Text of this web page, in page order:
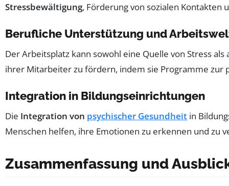
Stressbewältigung, Förderung von sozialen Kontakten
Berufliche Unterstützung und
Der Arbeitsplatz kann sowohl eine Quelle von Stress
ihrer Mitarbeiter zu fördern, indem sie Programme zur
Integration in Bildungseinrichtungen
Die Integration von psychischer Gesundheit in
Menschen helfen, ihre Emotionen zu erkennen und zu
Zusammenfassung und